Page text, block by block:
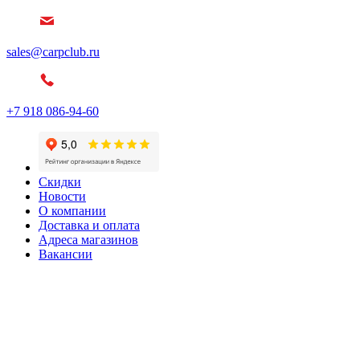
sales@carpclub.ru
+7 918 086-94-60
Скидки
Новости
О компании
Доставка и оплата
Адреса магазинов
Вакансии